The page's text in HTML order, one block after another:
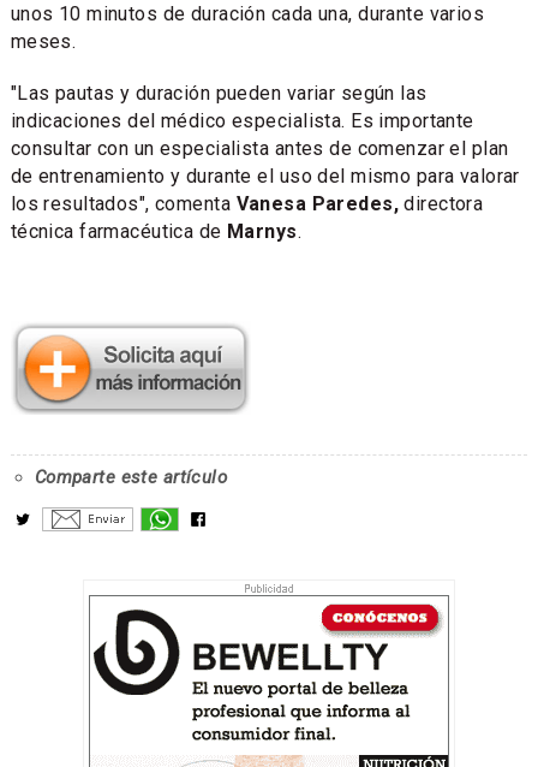
unos 10 minutos de duración cada una, durante varios
meses.
"Las pautas y duración pueden variar según las
indicaciones del médico especialista. Es importante
consultar con un especialista antes de comenzar el plan
de entrenamiento y durante el uso del mismo para valorar
los resultados", comenta Vanesa Paredes, directora
técnica farmacéutica de Marnys.
Comparte este artículo